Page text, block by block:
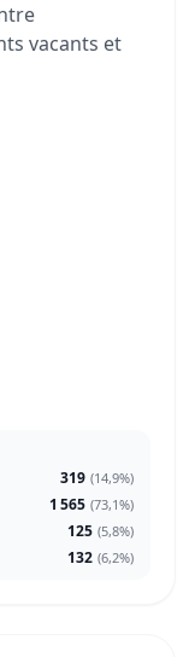
vacants et
319 (14,9%)
1 565 (73,1%)
125 (5,8%)
132 (6,2%)